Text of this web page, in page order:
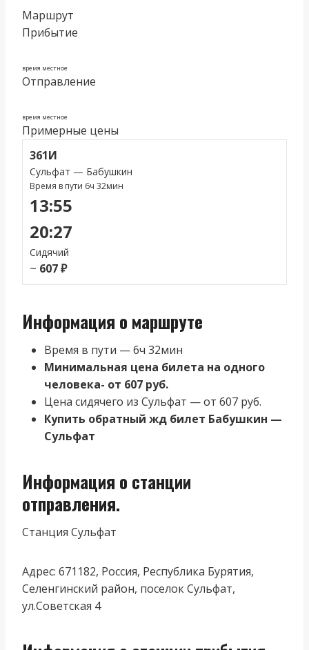
Маршрут
Прибытие
время местное
Отправление
время местное
Примерные цены
361И
Сульфат — Бабушкин
Время в пути 6ч 32мин
13:55
20:27
Сидячий
~ 607 ₽
Информация о маршруте
Время в пути — 6ч 32мин
Минимальная цена билета на одного
человека- от 607 руб.
Цена сидячего из Сульфат — от 607 руб.
Купить обратный жд билет Бабушкин —
Сульфат
Информация о станции
отправления.
Станция Сульфат
Адрес: 671182, Россия, Республика Бурятия,
Селенгинский район, поселок Сульфат,
ул.Советская 4